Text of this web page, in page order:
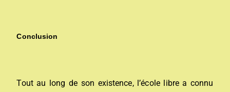
Conclusion
Tout au long de son existence, l’école libre a connu